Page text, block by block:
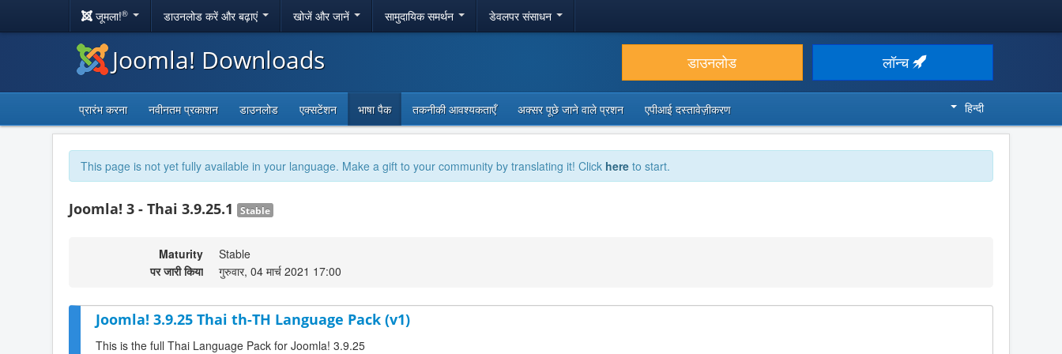
जूमला!® डाउनलोड करें और बढ़ाएं खोजें और जानें सामुदायिक समर्थन डेवलपर संसाधन
Joomla! Downloads डाउनलोड लॉन्च
प्रारंभ करना नवीनतम प्रकाशन डाउनलोड एक्सटेंशन भाषा पैक तकनीकी आवश्यकताएँ अक्सर पूछे जाने वाले प्रशन एपीआई दस्तावेज़ीकरण हिन्दी
This page is not yet fully available in your language. Make a gift to your community by translating it! Click here to start.
Joomla! 3 - Thai 3.9.25.1 Stable
Maturity
Stable
पर जारी किया
गुरुवार, 04 मार्च 2021 17:00
Joomla! 3.9.25 Thai th-TH Language Pack (v1)
This is the full Thai Language Pack for Joomla! 3.9.25